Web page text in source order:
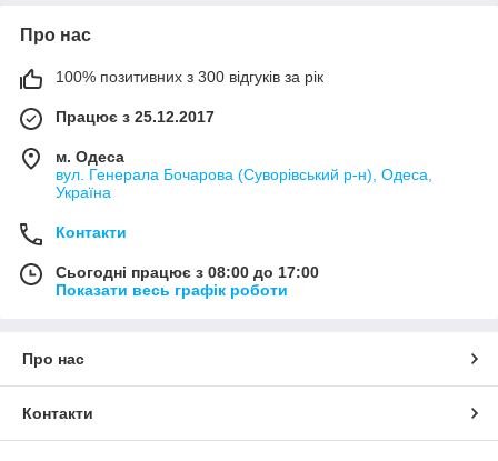
Про нас
100% позитивних з 300 відгуків за рік
Працює з 25.12.2017
м. Одеса
вул. Генерала Бочарова (Суворівський р-н), Одеса,
Україна
Контакти
Сьогодні працює з 08:00 до 17:00
Показати весь графік роботи
Про нас
Контакти